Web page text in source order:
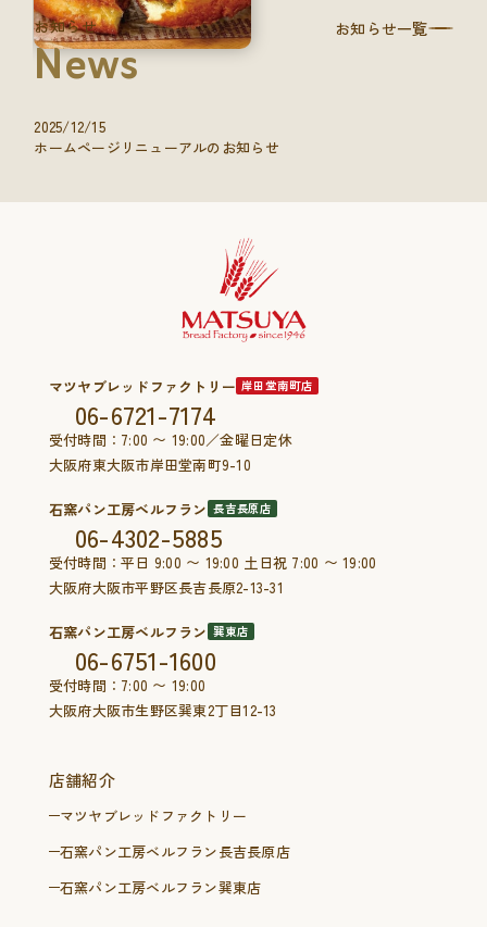
お知らせ
News
お知らせ一覧
2025/12/15
ホームページリニューアルのお知らせ
マツヤブレッドファクトリー 岸田堂南町店
06-6721-7174
受付時間：7:00 〜 19:00／金曜日定休
大阪府東大阪市岸田堂南町9-10
石窯パン工房ベルフラン 長吉長原店
06-4302-5885
受付時間：平日 9:00 〜 19:00 土日祝 7:00 〜 19:00
大阪府大阪市平野区長吉長原2-13-31
石窯パン工房ベルフラン 巽東店
06-6751-1600
受付時間：7:00 〜 19:00
大阪府大阪市生野区巽東2丁目12-13
店舗紹介
マツヤブレッドファクトリー
石窯パン工房ベルフラン長吉長原店
石窯パン工房ベルフラン巽東店